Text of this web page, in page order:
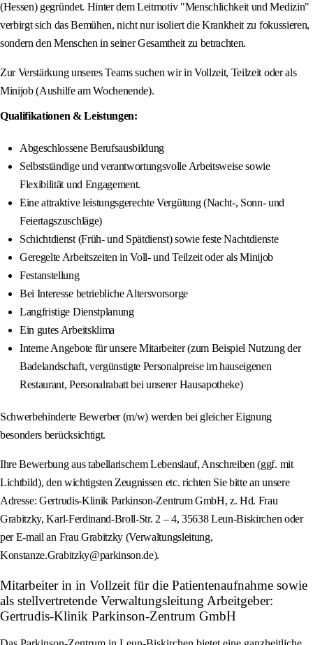
(Hessen) gegründet. Hinter dem Leitmotiv "Menschlichkeit und Medizin"
verbirgt sich das Bemühen, nicht nur isoliert die Krankheit zu fokussieren,
sondern den Menschen in seiner Gesamtheit zu betrachten.
Zur Verstärkung unseres Teams suchen wir in Vollzeit, Teilzeit oder als
Minijob (Aushilfe am Wochenende).
Qualifikationen & Leistungen:
Abgeschlossene Berufsausbildung
Selbstständige und verantwortungsvolle Arbeitsweise sowie
Flexibilität und Engagement.
Eine attraktive leistungsgerechte Vergütung (Nacht-, Sonn- und
Feiertagszuschläge)
Schichtdienst (Früh- und Spätdienst) sowie feste Nachtdienste
Geregelte Arbeitszeiten in Voll- und Teilzeit oder als Minijob
Festanstellung
Bei Interesse betriebliche Altersvorsorge
Langfristige Dienstplanung
Ein gutes Arbeitsklima
Interne Angebote für unsere Mitarbeiter (zum Beispiel Nutzung der
Badelandschaft, vergünstigte Personalpreise im hauseigenen
Restaurant, Personalrabatt bei unserer Hausapotheke)
Schwerbehinderte Bewerber (m/w) werden bei gleicher Eignung
besonders berücksichtigt.
Ihre Bewerbung aus tabellarischem Lebenslauf, Anschreiben (ggf. mit
Lichtbild), den wichtigsten Zeugnissen etc. richten Sie bitte an unsere
Adresse: Gertrudis-Klinik Parkinson-Zentrum GmbH, z. Hd. Frau
Grabitzky, Karl-Ferdinand-Broll-Str. 2 – 4, 35638 Leun-Biskirchen oder
per E‑mail an Frau Grabitzky (Verwaltungsleitung,
Konstanze.Grabitzky@parkinson.de).
Mitarbeiter in in Vollzeit für die Patientenaufnahme sowie
als stellvertretende Verwaltungsleitung Arbeitgeber:
Gertrudis-Klinik Parkinson-Zentrum GmbH